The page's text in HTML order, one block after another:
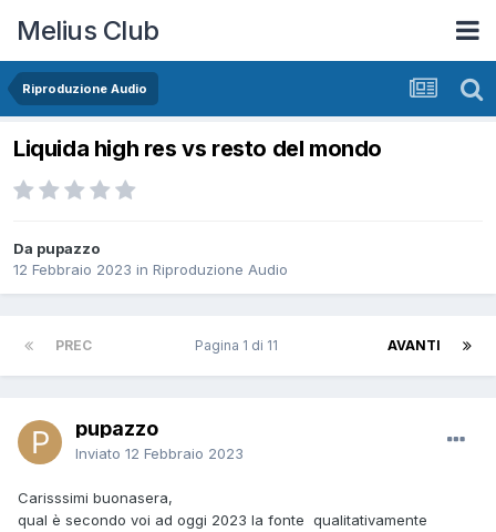
Melius Club
Riproduzione Audio
Liquida high res vs resto del mondo
Da pupazzo
12 Febbraio 2023 in Riproduzione Audio
PREC AVANTI
Pagina 1 di 11
pupazzo
Inviato 12 Febbraio 2023
Carisssimi buonasera,
qual è secondo voi ad oggi 2023 la fonte qualitativamente